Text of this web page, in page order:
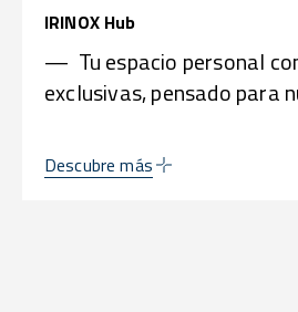
IRINOX Hub
— Tu espacio personal
exclusivas, pensado para
Descubre más